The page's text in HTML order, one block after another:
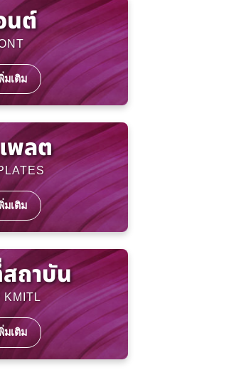
นต์
มเติม
พลต
มเติม
ถาบัน
KMITL
มเติม